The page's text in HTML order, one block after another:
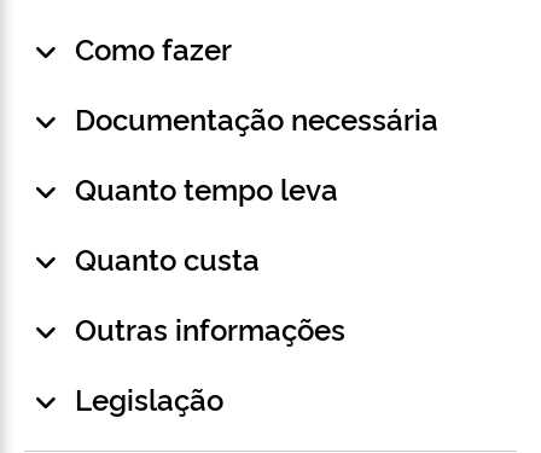
Como fazer
Documentação necessária
Quanto tempo leva
Quanto custa
Outras informações
Legislação